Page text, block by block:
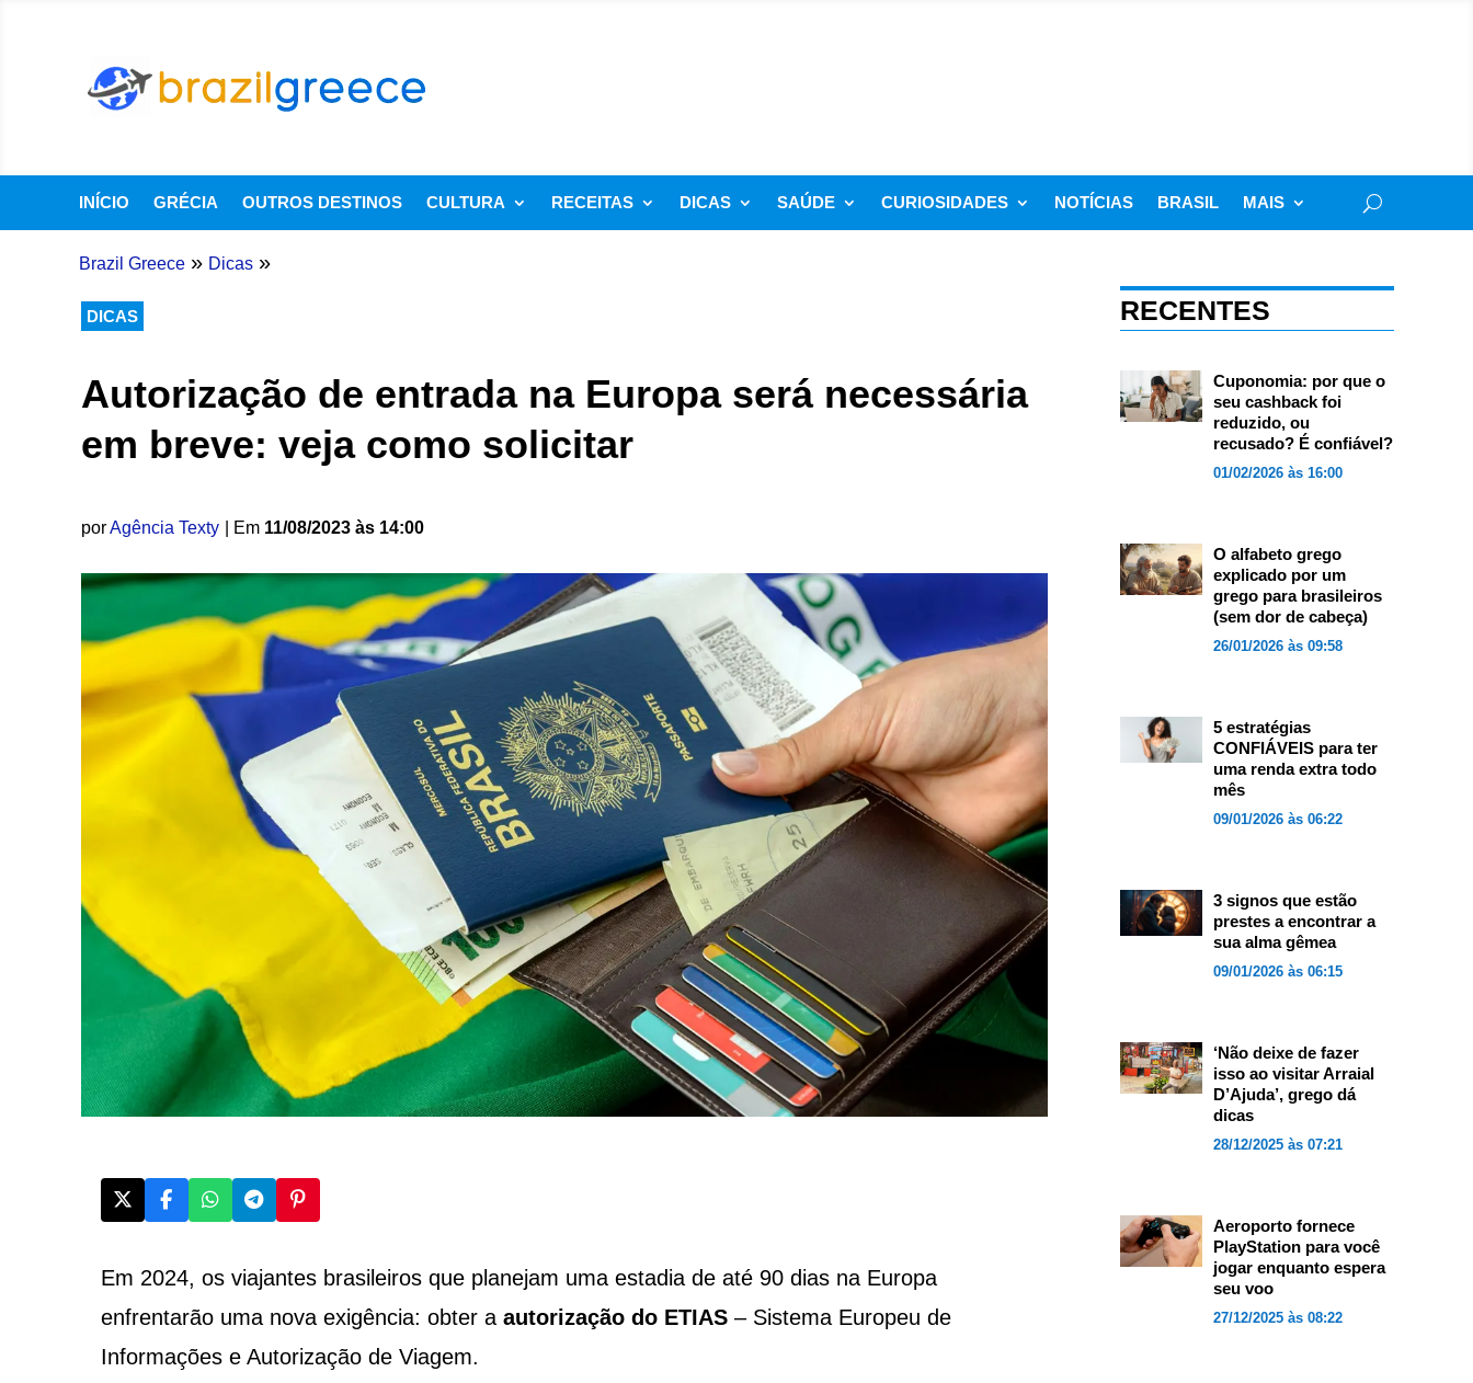
INÍCIO GRÉCIA OUTROS DESTINOS CULTURA RECEITAS DICAS SAÚDE CURIOSIDADES NOTÍCIAS BRASIL MAIS
Brazil Greece » Dicas »
DICAS
Autorização de entrada na Europa será necessária
em breve: veja como solicitar
porAgência Texty | Em 11/08/2023 às 14:00
Em 2024, os viajantes brasileiros que planejam uma estadia de até 90 dias na Europa
enfrentarão uma nova exigência: obter a autorização do ETIAS– Sistema Europeu de
Informações e Autorização de Viagem.
RECENTES
Cuponomia: por que o
seu cashback foi
reduzido, ou
recusado? É confiável?
01/02/2026 às 16:00
O alfabeto grego
explicado por um
grego para brasileiros
(sem dor de cabeça)
26/01/2026 às 09:58
5 estratégias
CONFIÁVEIS para ter
uma renda extra todo
mês
09/01/2026 às 06:22
3 signos que estão
prestes a encontrar a
sua alma gêmea
09/01/2026 às 06:15
‘Não deixe de fazer
isso ao visitar Arraial
D’Ajuda’, grego dá
dicas
28/12/2025 às 07:21
Aeroporto fornece
PlayStation para você
jogar enquanto espera
seu voo
27/12/2025 às 08:22